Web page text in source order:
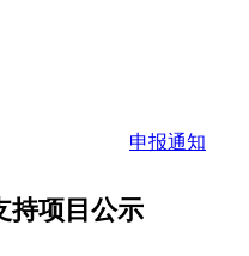
申报通知
持项目公示